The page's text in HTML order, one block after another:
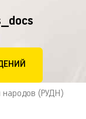
народов (РУДН)